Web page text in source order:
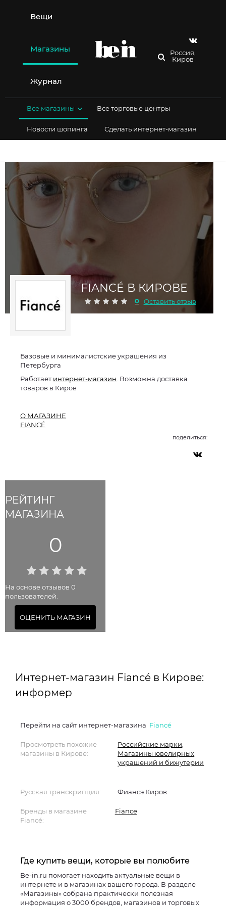
содержимому
Вещи
Магазины
Журнал
Россия,
Киров
Все магазины Все торговые центры
Новости шопинга Сделать интернет-магазин
FIANCÉ В КИРОВЕ
0 Оставить отзыв
РЕЙТИНГ
МАГАЗИНА
0
На основе отзывов 0
пользователей.
ОЦЕНИТЬ МАГАЗИН
Базовые и минималистские украшения из
Петербурга
Работаетинтернет-магазин . Возможна доставка
товаров в Киров
О МАГАЗИНЕ
FIANCÉ
поделиться:
Интернет-магазин Fiancé в Кирове:
информер
Перейти на сайт интернет-магазина Fiancé
Просмотреть похожие
магазины в Кирове:
Российские марки
Магазины ювелирных
украшений и бижутерии
Русская транскрипция: Фиансэ Киров
Бренды в магазине
Fiancé:
Fiance
Где купить вещи, которые вы полюбите
Be-in.ru помогает находить актуальные вещи в
интернете и в магазинах вашего города. В разделе
«Магазины» собрана практически полезная
информация о 3000 брендов, магазинов и торговых